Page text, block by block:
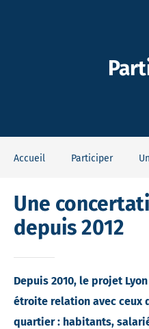
Accueil Participer
Une
depuis 2012
Depuis 2010, le projet
étroite relation avec ceux
quartier : habitants,